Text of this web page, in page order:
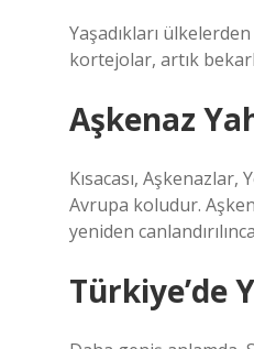
Yaşadıkları
kortejolar, artık
Aşkenaz
Kısacası,
Avrupa koludur.
yeniden
Türkiye’de